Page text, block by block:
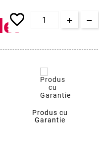
lei
favorite_border
Produs cu
Garantie